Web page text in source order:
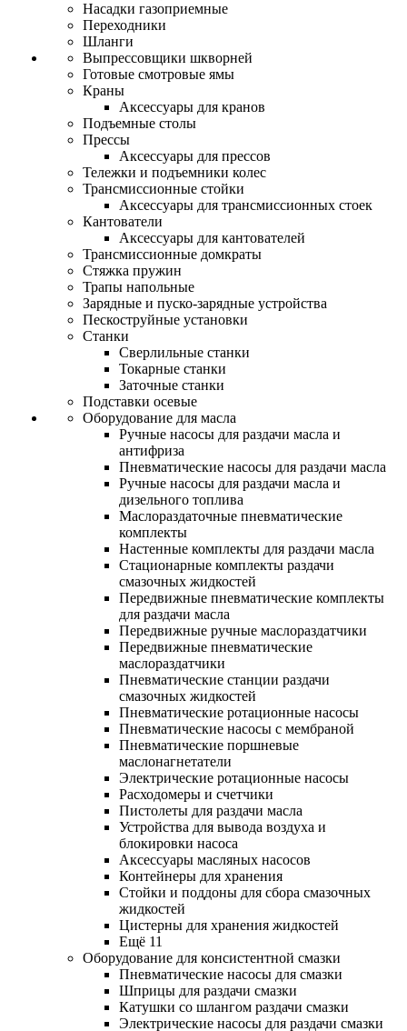
Насадки газоприемные
Переходники
Шланги
Выпрессовщики шкворней
Готовые смотровые ямы
Краны
Аксессуары для кранов
Подъемные столы
Прессы
Аксессуары для прессов
Тележки и подъемники колес
Трансмиссионные стойки
Аксессуары для трансмиссионных стоек
Кантователи
Аксессуары для кантователей
Трансмиссионные домкраты
Стяжка пружин
Трапы напольные
Зарядные и пуско-зарядные устройства
Пескоструйные установки
Станки
Сверлильные станки
Токарные станки
Заточные станки
Подставки осевые
Оборудование для масла
Ручные насосы для раздачи масла и
антифриза
Пневматические насосы для раздачи масла
Ручные насосы для раздачи масла и
дизельного топлива
Маслораздаточные пневматические
комплекты
Настенные комплекты для раздачи масла
Стационарные комплекты раздачи
смазочных жидкостей
Передвижные пневматические комплекты
для раздачи масла
Передвижные ручные маслораздатчики
Передвижные пневматические
маслораздатчики
Пневматические станции раздачи
смазочных жидкостей
Пневматические ротационные насосы
Пневматические насосы с мембраной
Пневматические поршневые
маслонагнетатели
Электрические ротационные насосы
Расходомеры и счетчики
Пистолеты для раздачи масла
Устройства для вывода воздуха и
блокировки насоса
Аксессуары масляных насосов
Контейнеры для хранения
Стойки и поддоны для сбора смазочных
жидкостей
Цистерны для хранения жидкостей
Ещё 11
Оборудование для консистентной смазки
Пневматические насосы для смазки
Шприцы для раздачи смазки
Катушки со шлангом раздачи смазки
Электрические насосы для раздачи смазки